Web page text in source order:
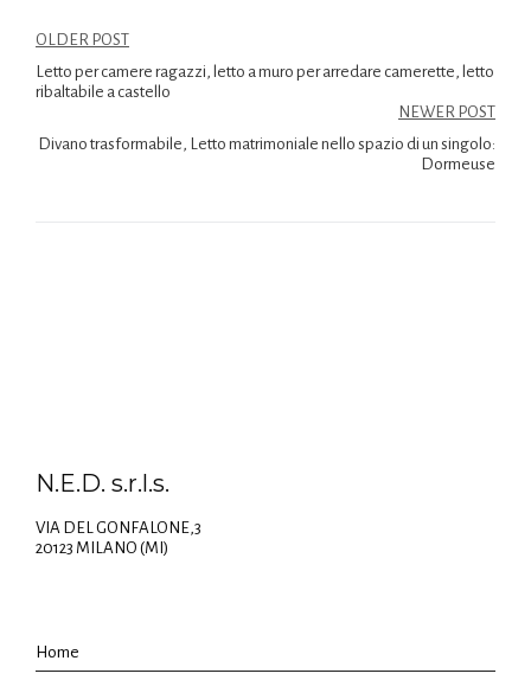
OLDER POST
Letto per camere ragazzi, letto a muro per arredare camerette, letto
ribaltabile a castello
NEWER POST
Divano trasformabile, Letto matrimoniale nello spazio di un singolo:
Dormeuse
N.E.D. s.r.l.s.
VIA DEL GONFALONE,3
20123 MILANO (MI)
Home